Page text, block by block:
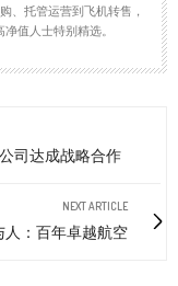
、托管运营到飞机转售，
值人士特别精选。
司达成战略合作
NEXT ARTICLE
人：百年卓越航空